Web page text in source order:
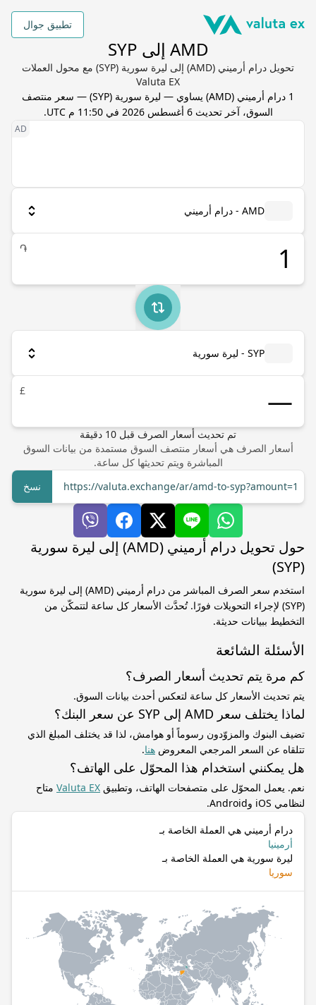
تطبيق جوال
AMD إلى SYP
تحويل درام أرميني (AMD) إلى ليرة سورية (SYP) مع محول العملات
Valuta EX
1 درام أرميني (
AMD) يساوي — ليرة سورية (
SYP) — سعر منتصف
السوق، آخر تحديث6 أغسطس 2026 في 11:50 م UTC .
AMD - درام أرميني
֏
SYP - ليرة سورية
£
تم تحديث أسعار الصرف قبل 10 دقيقة
أسعار الصرف هي أسعار منتصف السوق مستمدة من بيانات السوق
المباشرة ويتم تحديثها كل ساعة.
https://valuta.exchange/ar/amd-to-syp?amount=1
نسخ
حول تحويل درام أرميني (AMD) إلى ليرة سورية
(SYP)
استخدم سعر الصرف المباشر من درام أرميني (AMD) إلى ليرة سورية
(SYP) لإجراء التحويلات فورًا. تُحدَّث الأسعار كل ساعة لتتمكّن من
التخطيط ببيانات حديثة.
الأسئلة الشائعة
كم مرة يتم تحديث أسعار الصرف؟
يتم تحديث الأسعار كل ساعة لتعكس أحدث بيانات السوق.
لماذا يختلف سعر AMD إلى SYP عن سعر البنك؟
تضيف البنوك والمزوّدون رسوماً أو هوامش، لذا قد يختلف المبلغ الذي
تتلقاه عن السعر المرجعي المعروض هنا.
هل يمكنني استخدام هذا المحوّل على الهاتف؟
نعم. يعمل المحوّل على متصفحات الهاتف، وتطبيق Valuta EX متاح
لنظامي iOS وAndroid.
درام أرميني هي العملة الخاصة بـ
أرمينيا
ليرة سورية هي العملة الخاصة بـ
سوريا